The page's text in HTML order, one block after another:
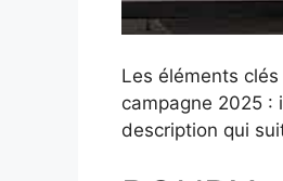
Les éléments
campagne 2025 :
description qui